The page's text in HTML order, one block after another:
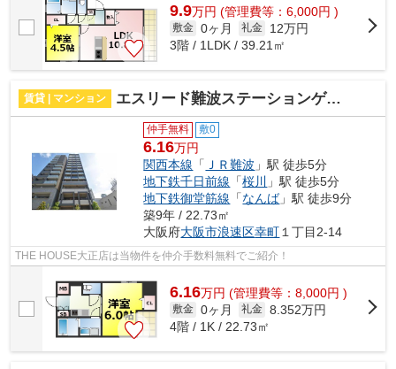
9.9万円 (管理費等：6,000円 )
敷金 0ヶ月 礼金
12万円
3階 / 1LDK / 39.21㎡
賃貸 | マンション エスリード難波ステーションゲートサウステラス 仲介手数料無料
仲手無料 敷0
6.16万円
関西本線 「 ＪＲ難波 」駅 徒歩5分
地下鉄千日前線 「桜川
」駅 徒歩5分
地下鉄御堂筋線 「なんば」駅 徒歩9分
築9年 / 22.73㎡
大阪府大阪市浪速区幸町 １丁目2-14
THE HOUSE大正店は当物件を仲介手数料無料でご紹介！
6.16万円 (管理費等：8,000円 )
敷金 0ヶ月 礼金 8.352万円
4階 / 1K / 22.73㎡